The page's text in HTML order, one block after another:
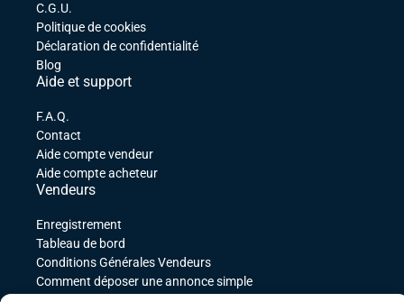
C.G.U.
Politique de cookies
Déclaration de confidentialité
Blog
Aide et support
F.A.Q.
Contact
Aide compte vendeur
Aide compte acheteur
Vendeurs
Enregistrement
Tableau de bord
Conditions Générales Vendeurs
Comment déposer une annonce simple